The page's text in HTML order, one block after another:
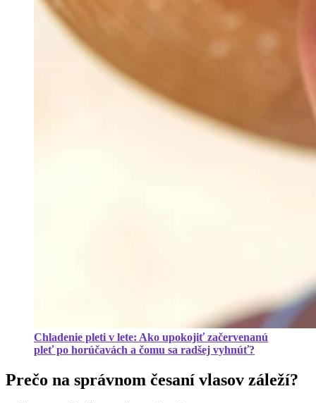
Chladenie pleti v lete: Ako upokojiť začervenanú
pleť po horúčavách a čomu sa radšej vyhnúť?
Prečo na správnom česaní vlasov záleží?